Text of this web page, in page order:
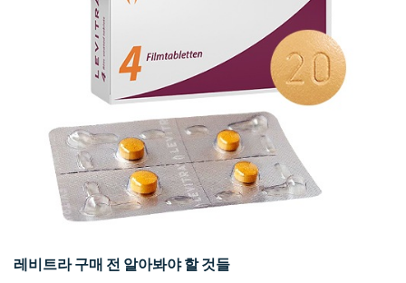
레비트라 구매 전 알아봐야 할 것들